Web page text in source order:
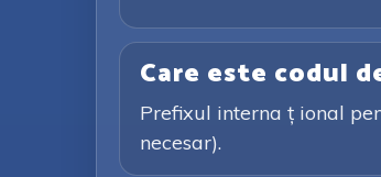
Care este codul
Prefixul interna ț ional
necesar).